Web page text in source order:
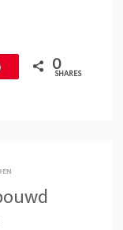
0
SHARES